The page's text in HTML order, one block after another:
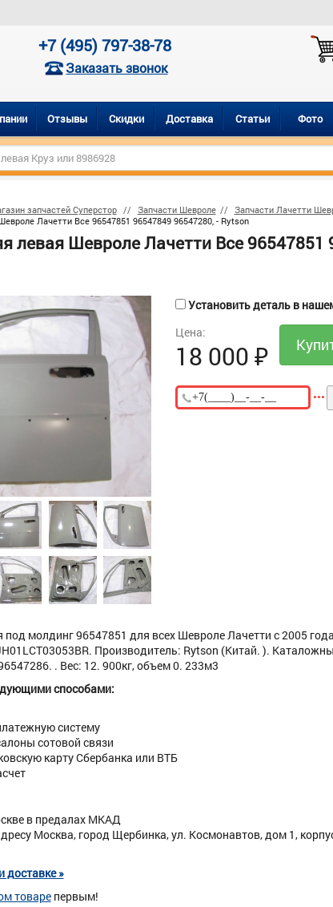
+7 (495) 797-38-78
Заказать звонок
Отзывы Скидки Доставка Статьи Фото
запчастей Суперстор Запчасти Шевроле
Запчасти Лачетти
Лачетти Все 96547851 96547849 96547280, - Rytson
левая Шевроле Лачетти Все 96547851
Установить деталь в
Цена:
18 000₽
молдинг 96547851 для всех Шевроле Лачетти с 2005
Производитель: Rytson (Китай. ).
. Вес: 12. 900кг, объем 0. 233м3
способами:
систему
сотовой связи
карту Сбербанка или ВТБ
в предалах МКАД
Москва, город Щербинка, ул. Космонавтов, дом 1,
доставке »
товарепервым!